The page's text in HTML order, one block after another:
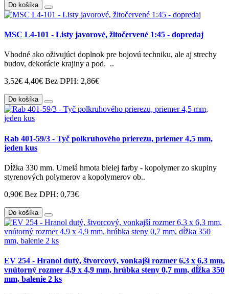
Do košíka
MSC L4-101 - Listy javorové, žltočervené 1:45 - dopredaj
Vhodné ako oživujúci doplnok pre bojovú techniku, ale aj strechy
budov, dekorácie krajiny a pod. ..
3,52€ 4,40€ Bez DPH: 2,86€
Do košíka
Rab 401-59/3 - Tyč polkruhového prierezu, priemer 4,5 mm,
jeden kus
Dĺžka 330 mm. Umelá hmota bielej farby - kopolymer zo skupiny
styrenových polymerov a kopolymerov ob..
0,90€ Bez DPH: 0,73€
Do košíka
EV 254 - Hranol dutý, štvorcový, vonkajší rozmer 6,3 x 6,3 mm,
vnútorný rozmer 4,9 x 4,9 mm, hrúbka steny 0,7 mm, dĺžka 350
mm, balenie 2 ks